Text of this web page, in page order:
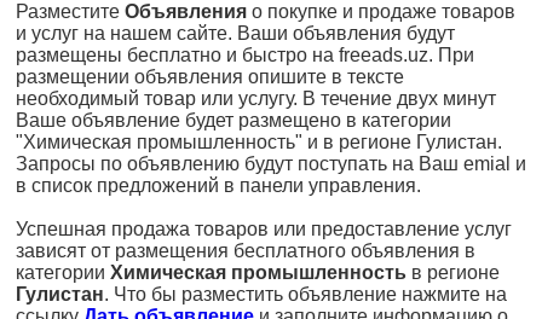
Разместите Объявления о покупке и продаже товаров
и услуг на нашем сайте. Ваши объявления будут
размещены бесплатно и быстро на freeads.uz. При
размещении объявления опишите в тексте
необходимый товар или услугу. В течение двух минут
Ваше объявление будет размещено в категории
"Химическая промышленность" и в регионе Гулистан.
Запросы по объявлению будут поступать на Ваш emial и
в список предложений в панели управления.
Успешная продажа товаров или предоставление услуг
зависят от размещения бесплатного объявления в
категории Химическая промышленность в регионе
Гулистан. Что бы разместить объявление нажмите на